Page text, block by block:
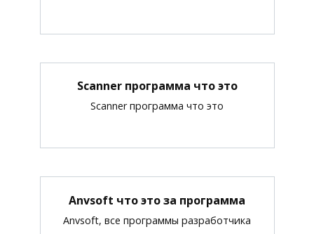
Scanner программа что это
Scanner программа что это
Anvsoft что это за программа
Anvsoft, все программы разработчика